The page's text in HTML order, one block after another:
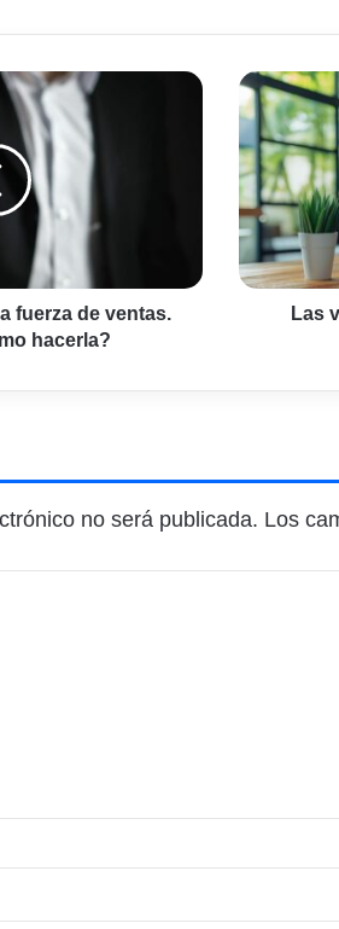
fuerza de ventas.
hacerla?
Las
ventajas
de
contratar
un
buen
traductor
jurado
Las
no será publicada. Los